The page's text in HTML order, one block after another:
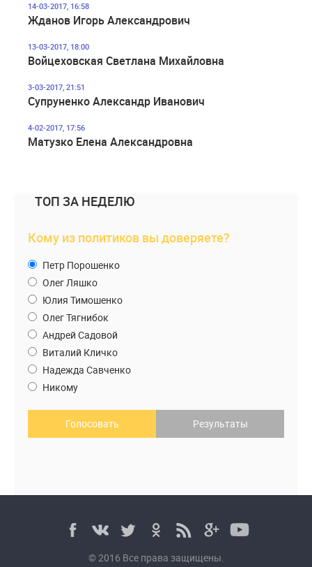
14-03-2017, 16:58
Жданов Игорь Александрович
13-03-2017, 18:00
Войцеховская Светлана Михайловна
3-03-2017, 21:51
Супруненко Александр Иванович
4-02-2017, 17:56
Матузко Елена Александровна
ТОП ЗА НЕДЕЛЮ
Кому из политиков вы доверяете?
Петр Порошенко
Олег Ляшко
Юлия Тимошенко
Олег Тягнибок
Андрей Садовой
Виталий Кличко
Надежда Савченко
Никому
Голосовать Результаты
© 2016 Все права защищены.